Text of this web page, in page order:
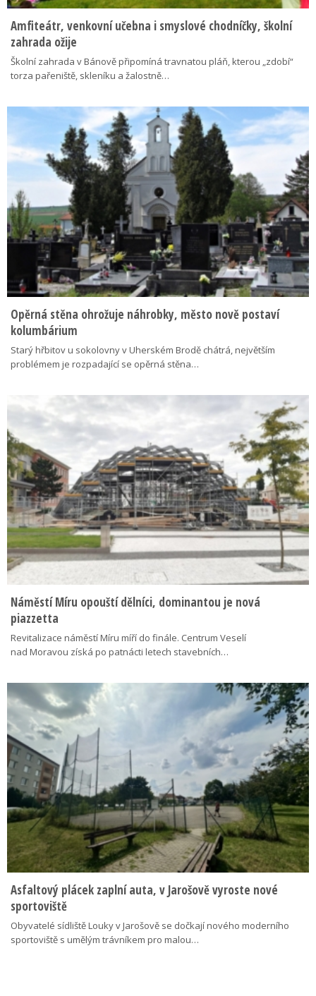
Amfiteátr, venkovní učebna i smyslové chodníčky, školní
zahrada ožije
Školní zahrada v Bánově připomíná travnatou pláň, kterou „zdobí“
torza pařeniště, skleníku a žalostně…
Opěrná stěna ohrožuje náhrobky, město nově postaví
kolumbárium
Starý hřbitov u sokolovny v Uherském Brodě chátrá, největším
problémem je rozpadající se opěrná stěna…
Náměstí Míru opouští dělníci, dominantou je nová
piazzetta
Revitalizace náměstí Míru míří do finále. Centrum Veselí
nad Moravou získá po patnácti letech stavebních…
Asfaltový plácek zaplní auta, v Jarošově vyroste nové
sportoviště
Obyvatelé sídliště Louky v Jarošově se dočkají nového moderního
sportoviště s umělým trávníkem pro malou…